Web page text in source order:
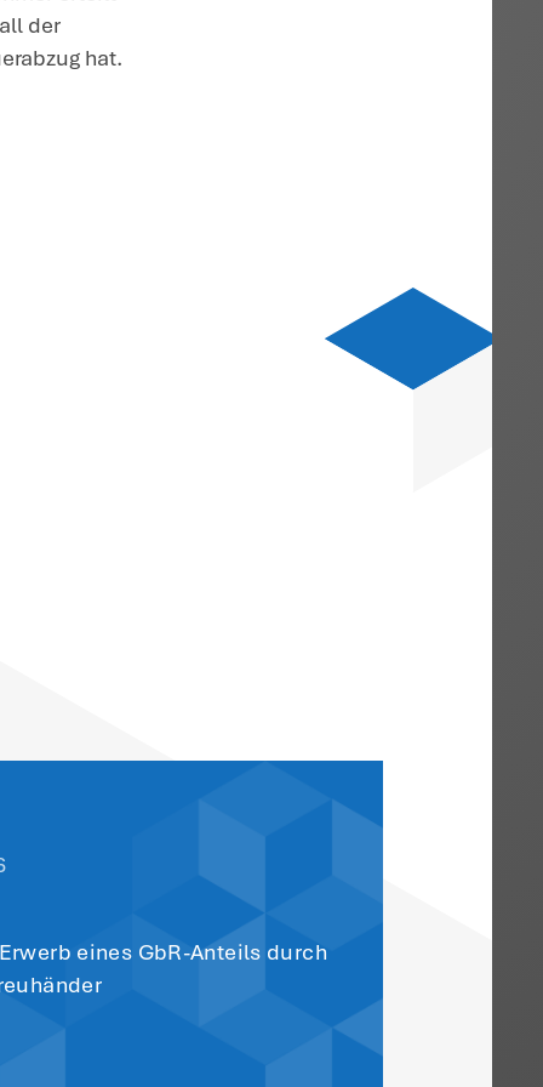
nicht vorgelegt, kann das
Bildungsleistung handelt.
die zum 1.1.2025 galt,
Finanzamt die Erteilung einer
Bescheinigung bitten kann, bleibt
einlegen kann. Denn das
Bescheide), nicht aber Anregungen
hat nicht nur Vorteile: Bei einer
der die Bildungsleistung erbringt, der